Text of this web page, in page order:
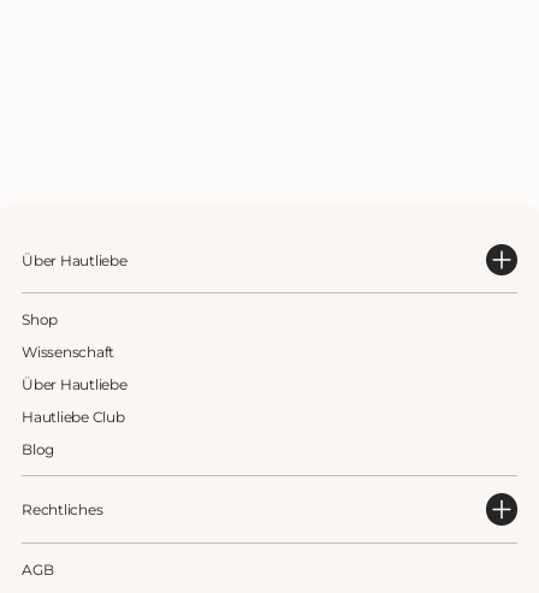
Über Hautliebe
Shop
Wissenschaft
Über Hautliebe
Hautliebe Club
Blog
Rechtliches
AGB